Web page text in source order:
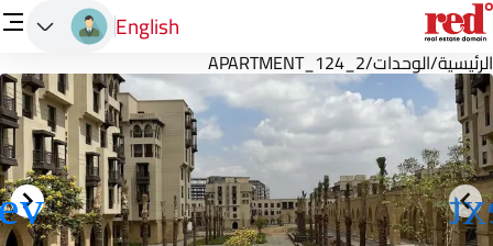
English
الرئيسية/الوحدات/
APARTMENT_124_2